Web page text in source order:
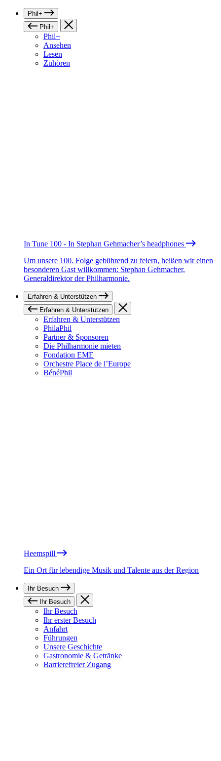
Phil+
Phil+
Phil+
Ansehen
Lesen
Zuhören
In Tune 100 - In Stephan Gehmacher’s headphones
Um unsere 100. Folge gebührend zu feiern, heißen wir einen
besonderen Gast willkommen: Stephan Gehmacher,
Generaldirektor der Philharmonie.
Erfahren & Unterstützen
Erfahren & Unterstützen
Erfahren & Unterstützen
PhilaPhil
Partner & Sponsoren
Die Philharmonie mieten
Fondation EME
Orchestre Place de l’Europe
BénéPhil
Heemspill
Ein Ort für lebendige Musik und Talente aus der Region
Ihr Besuch
Ihr Besuch
Ihr Besuch
Ihr erster Besuch
Anfahrt
Führungen
Unsere Geschichte
Gastronomie & Getränke
Barrierefreier Zugang